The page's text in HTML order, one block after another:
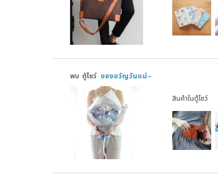
พบ ตู้โชว์ ของขวัญวันแม่~
สินค้าในตู้โชว์